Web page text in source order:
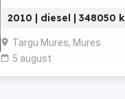
2010 | diesel | 348050
Targu Mures, Mures
5 august